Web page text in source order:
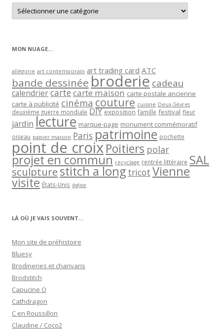
Retrouver
les
articles
MON NUAGE…
allégorie art contemporain art trading card ATC
bande dessinée broderie cadeau
calendriercartecarte maison carte postale ancienne
carte à publicité cinéma couture cuisine Deux-Sèvres
deuxième guerre mondiale DIY exposition famille festival fleur
jardin lecture marque-page monument commémoratif
oiseau papier maison Paris patrimoine pochette
point de croixPoitiers polar
projet en commun recyclage rentrée littéraire SAL
sculpturestitch a long tricot Vienne
visite États-Unis église
LÀ OÙ JE VAIS SOUVENT…
Mon site de préhistoire
Bluesy
Brodineries et charivaris
Brodstitch
Capucine O
Cathdragon
C en Roussillon
Claudine / Coco2